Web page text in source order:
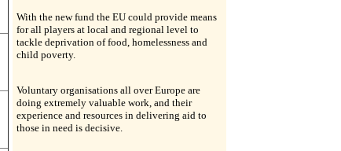
With the new fund the EU could provide means
for all players at local and regional level to
tackle deprivation of food, homelessness and
child poverty.
Voluntary organisations all over Europe are
doing extremely valuable work, and their
experience and resources in delivering aid to
those in need is decisive.